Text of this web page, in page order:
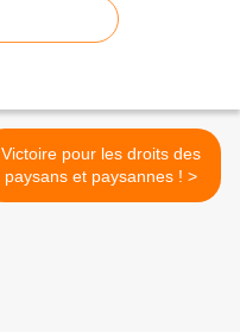
Victoire pour les droits des
paysans et paysannes ! >